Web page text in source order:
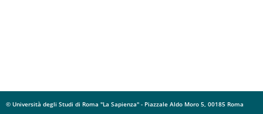
© Università degli Studi di Roma "La Sapienza" - Piazzale Aldo Moro 5, 00185 Roma